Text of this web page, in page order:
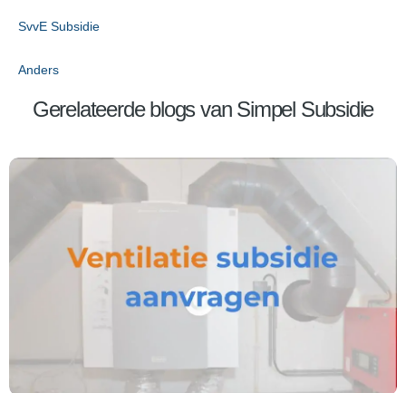
SvvE Subsidie
Anders
Gerelateerde blogs van Simpel Subsidie